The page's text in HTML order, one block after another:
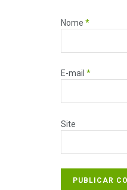
Nome *
E-mail *
Site